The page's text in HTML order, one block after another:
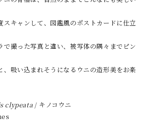
スキャンして、図鑑風のポストカードに仕立
で撮った写真と違い、被写体の隅々までピン
、吸い込まれそうになるウニの造形美をお楽
clypeata / キノコウニ